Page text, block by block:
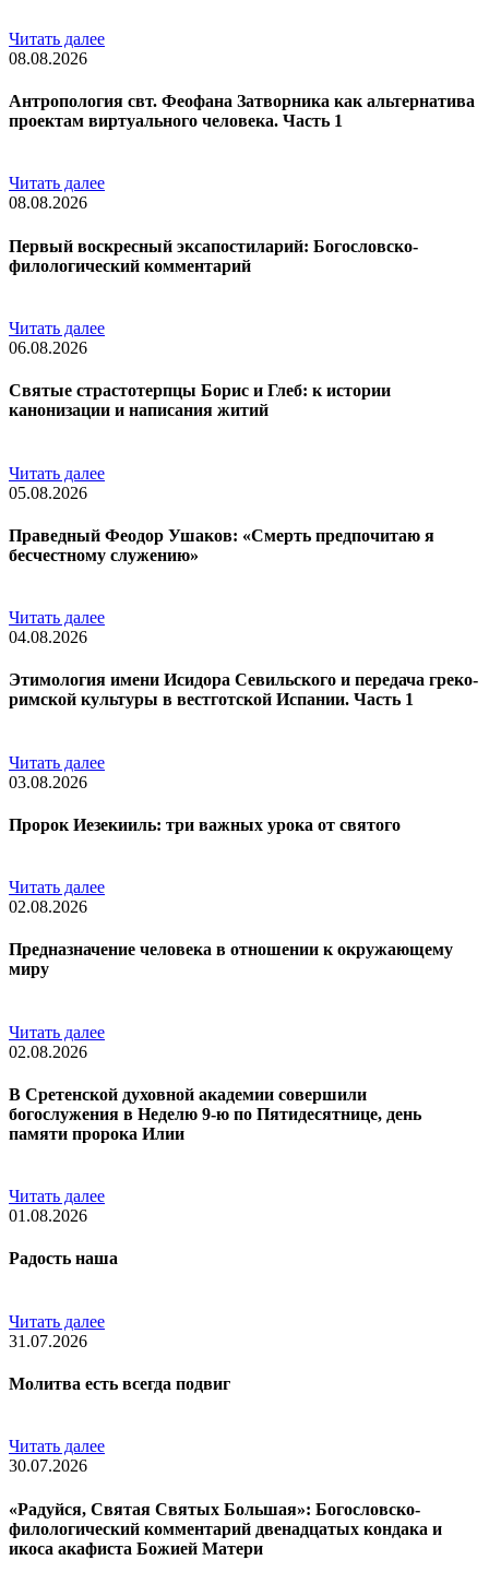
Читать далее
08.08.2026
Антропология свт. Феофана Затворника как альтернатива
проектам виртуального человека. Часть 1
Читать далее
08.08.2026
Первый воскресный эксапостиларий: Богословско-
филологический комментарий
Читать далее
06.08.2026
Святые страстотерпцы Борис и Глеб: к истории
канонизации и написания житий
Читать далее
05.08.2026
Праведный Феодор Ушаков: «Смерть предпочитаю я
бесчестному служению»
Читать далее
04.08.2026
Этимология имени Исидора Севильского и передача греко-
римской культуры в вестготской Испании. Часть 1
Читать далее
03.08.2026
Пророк Иезекииль: три важных урока от святого
Читать далее
02.08.2026
Предназначение человека в отношении к окружающему
миру
Читать далее
02.08.2026
В Сретенской духовной академии совершили
богослужения в Неделю 9-ю по Пятидесятнице, день
памяти пророка Илии
Читать далее
01.08.2026
Радость наша
Читать далее
31.07.2026
Молитва есть всегда подвиг
Читать далее
30.07.2026
«Радуйся, Святая Святых Большая»: Богословско-
филологический комментарий двенадцатых кондака и
икоса акафиста Божией Матери